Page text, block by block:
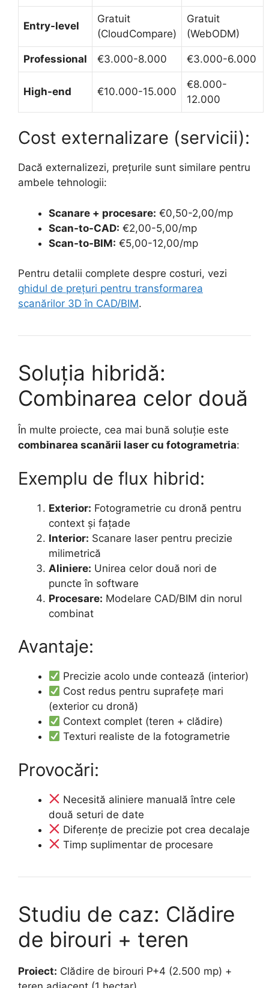
Entry-level
Gratuit
(CloudCompare)
Gratuit
(WebODM)
Professional €3.000-8.000 €3.000-6.000
High-end €10.000-15.000
€8.000-
12.000
Cost externalizare (servicii):
Dacă externalizezi, prețurile sunt similare pentru
ambele tehnologii:
Scanare + procesare: €0,50-2,00/mp
Scan-to-CAD: €2,00-5,00/mp
Scan-to-BIM: €5,00-12,00/mp
Pentru detalii complete despre costuri, vezi
ghidul de prețuri pentru transformarea
scanărilor 3D în CAD/BIM.
Soluția hibridă:
Combinarea celor două
În multe proiecte, cea mai bună soluție este
combinarea scanării laser cu fotogrametria:
Exemplu de flux hibrid:
Exterior: Fotogrametrie cu dronă pentru
context și fațade
Interior: Scanare laser pentru precizie
milimetrică
Aliniere: Unirea celor două nori de
puncte în software
Procesare: Modelare CAD/BIM din norul
combinat
Avantaje:
Precizie acolo unde contează (interior)
Cost redus pentru suprafețe mari
(exterior cu dronă)
Context complet (teren + clădire)
Texturi realiste de la fotogrametrie
Provocări:
Necesită aliniere manuală între cele
două seturi de date
Diferențe de precizie pot crea decalaje
Timp suplimentar de procesare
Studiu de caz: Clădire
de birouri + teren
Proiect: Clădire de birouri P+4 (2.500 mp) +